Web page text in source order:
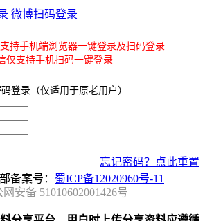
微博扫码登录
持手机端浏览器一键登录及扫码登录
仅支持手机扫码一键登录
登录（仅适用于原老用户）
忘记密码？点此重置
备案号： 蜀ICP备12020960号-11 |
网安备 51010602001426号